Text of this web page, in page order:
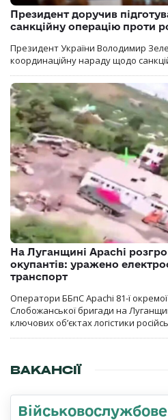
Президент доручив
санкційну операцію проти
Президент України Володимир
координаційну нараду щодо
На Луганщині Apachi
окупантів: уражено
транспорт
Оператори ББпС Apachi 81-ї
Слобожанської бригади на
ключових об’єктах логістики
ВАКАНСІЇ